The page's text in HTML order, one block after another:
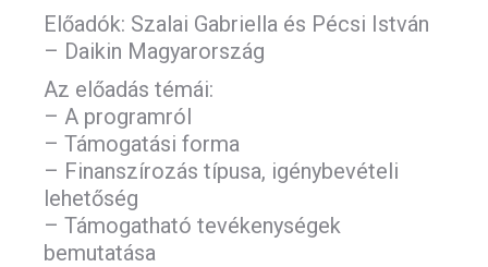
Előadók: Szalai Gabriella és Pécsi István
– Daikin Magyarország
Az előadás témái:
– A programról
– Támogatási forma
– Finanszírozás típusa, igénybevételi
lehetőség
– Támogatható tevékenységek
bemutatása